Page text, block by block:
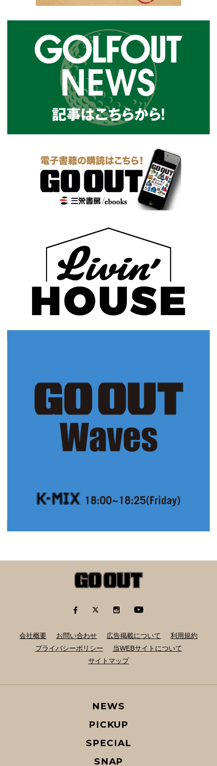
会社概要 お問い合わせ 広告掲載について
利用規約
プライバシーポリシー
当WEBサイトについて
サイトマップ
NEWS
PICKUP
SPECIAL
SNAP